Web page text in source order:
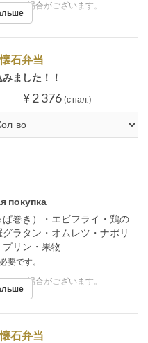
だく場合がございます。
い。
石弁当
ました！！
¥ 2 376 (с нал.)
покупка
巻き）・エビフライ・鶏の
ラタン・オムレツ・ナポリ
リン・果物
要です。
だく場合がございます。
い。
石弁当